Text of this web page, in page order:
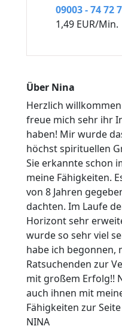
09003 - 74 72
1,49 EUR/Min.
Über Nina
Herzlich
freue mich sehr ihr
haben! Mir wurde
höchst spirituellen
Sie erkannte schon
meine Fähigkeiten.
von 8 Jahren
dachten. Im Laufe
Horizont sehr
wurde so sehr viel
habe ich begonnen,
Ratsuchenden zur
mit großem Erfolg!!
auch ihnen mit
Fähigkeiten zur
NINA